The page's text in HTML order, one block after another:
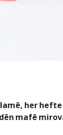
her
mafê